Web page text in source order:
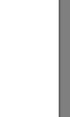
KI-
nur für KI,